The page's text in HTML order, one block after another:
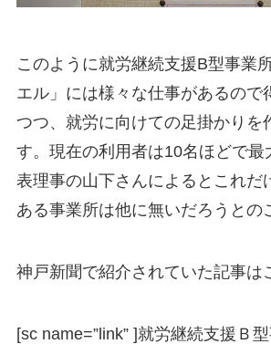
このように就労継続支援B型事業
エル」には様々な仕事があるので
つつ、就労に向けての足掛かりを
す。現在の利用者は10名ほどで最
表理事の山下さんによるとこれだ
ある事業所は他に無いだろうとの
神戸新聞で紹介されていた記事は
[sc name=”link” ]就労継続支援Ｂ